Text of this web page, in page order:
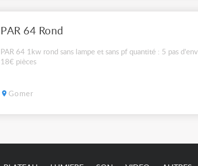
PAR 64 Rond
PAR 64 1kw rond sans lampe et sans pf quantité : 5 pas
18€ pièces
Gomer